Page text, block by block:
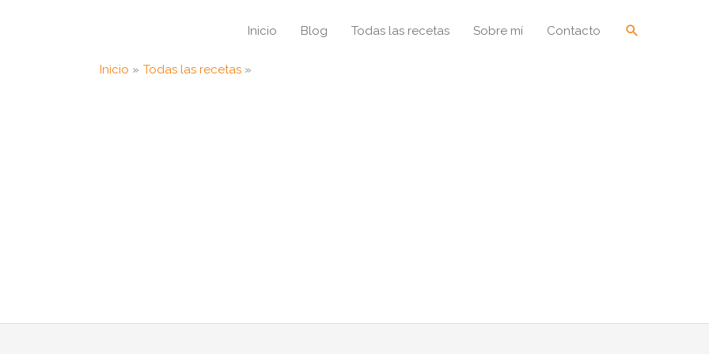
Inicio Blog Todas las recetas Sobre mí Contacto Buscar
Inicio Todas las recetas